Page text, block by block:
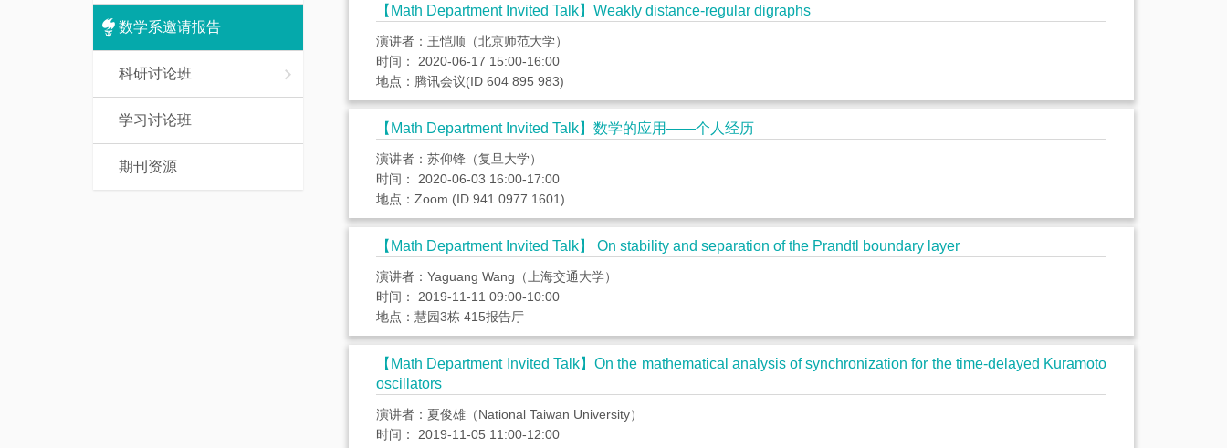
访
介
绍
一
本
科
课
学
系
请
报
告
科
研
讨
论
班
学
讨
论
态
图
数学系邀请报告
科研讨论班
学习讨论班
期刊资源
【Math Department Invited Talk】Weakly distance-regular digraphs
演讲者：王恺顺（北京师范大学）
时间： 2020-06-17 15:00-16:00
地点：腾讯会议(ID 604 895 983)
【Math Department Invited Talk】数学的应用——个人经历
演讲者：苏仰锋（复旦大学）
时间： 2020-06-03 16:00-17:00
地点：Zoom (ID 941 0977 1601)
【Math Department Invited Talk】 On stability and separation of the Prandtl boundary layer
演讲者：Yaguang Wang（上海交通大学）
时间： 2019-11-11 09:00-10:00
地点：慧园3栋 415报告厅
【Math Department Invited Talk】On the mathematical analysis of synchronization for the time-delayed Kuramoto
oscillators
演讲者：夏俊雄（National Taiwan University）
时间： 2019-11-05 11:00-12:00